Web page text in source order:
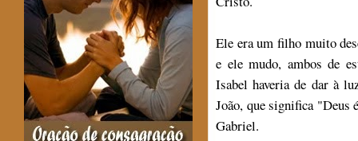
Ele era um filho muito
e ele mudo, ambos de
Isabel haveria de dar à
João, que significa
Gabriel.